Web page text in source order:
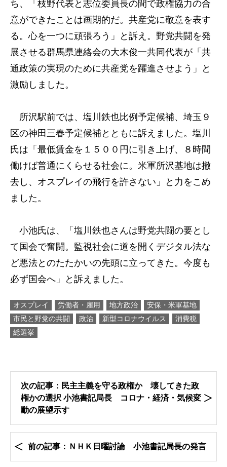
ち、「枝野代表と志位委員長の間で政権協力の合
意ができたことは画期的だ。共産党に敬意を表す
る。心を一つに頑張ろう」と訴え。野党共闘を発
展させる群馬県連絡会の大木俊一共同代表が「共
通政策の実現のために共産党を躍進させよう」と
激励しました。
所沢駅前では、塩川鉄也比例予定候補、埼玉９
区の神田三春予定候補とともに訴えました。塩川
氏は「最低賃金を１５００円に引き上げ、８時間
働けば普通にくらせる社会に。米軍所沢基地は撤
去し、オスプレイの飛行を許さない」と力をこめ
ました。
小池氏は、「塩川鉄也さんは野党共闘の要とし
て国会で奮闘。監視社会に道を開くデジタル法な
ど悪法とのたたかいの先頭に立ってきた。今度も
必ず国会へ」と訴えました。
オスプレイ 労働者・雇用 地方政治
安保・米軍基地
市民と野党の共闘
政治 新型コロナウイルス
消費税
総選挙
次の記事：民主主義を守る政権か 壊してきた政
権かの選択 小池書記局長 コロナ・経済・気候変
動の展望示す
前の記事：ＮＨＫ日曜討論 小池書記局長の発言